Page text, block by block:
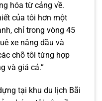
hóa từ cảng về.
của tôi hơn một
chỉ trong vòng 45
xe nâng dầu và
chỗ tôi từng hợp
và giá cả.”
tại khu du lịch Bãi